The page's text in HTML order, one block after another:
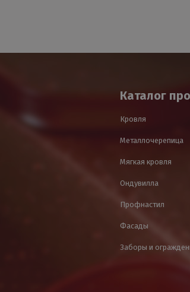
Каталог
Кровля
Металлочерепица
Мягкая кровля
Ондувилла
Профнастил
Фасады
Заборы и